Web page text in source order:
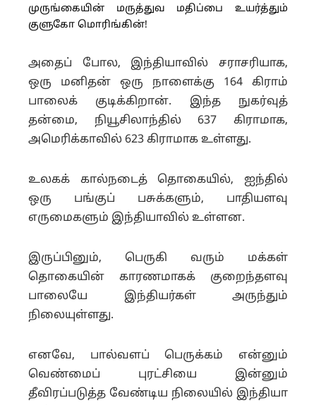
முருங்கையின் மருத்துவ மதிப்பை உயர்த்தும்
குளுகோ மொரிங்கின்!
அதைப் போல, இந்தியாவில் சராசரியாக,
ஒரு மனிதன் ஒரு நாளைக்கு 164 கிராம்
பாலைக் குடிக்கிறான். இந்த நுகர்வுத்
தன்மை, நியூசிலாந்தில் 637 கிராமாக,
அமெரிக்காவில் 623 கிராமாக உள்ளது.
உலகக் கால்நடைத் தொகையில், ஐந்தில்
ஒரு பங்குப் பசுக்களும், பாதியளவு
எருமைகளும் இந்தியாவில் உள்ளன.
இருப்பினும், பெருகி வரும் மக்கள்
தொகையின் காரணமாகக் குறைந்தளவு
பாலையே இந்தியர்கள் அருந்தும்
நிலையுள்ளது.
எனவே, பால்வளப் பெருக்கம் என்னும்
வெண்மைப் புரட்சியை இன்னும்
தீவிரப்படுத்த வேண்டிய நிலையில் இந்தியா